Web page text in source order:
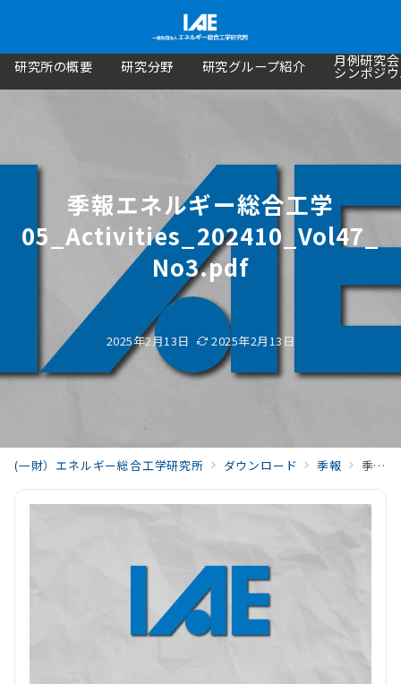
研究所の概要 研究分野 研究グループ紹介 月例研究
シンポジ
季報エネルギー総合工学
05_Activities_202410_Vol47_
No3.pdf
2025年2月13日 2025年2月13日
(一財）エネルギー総合工学研究所 ダウンロード 季報 季報エネルギー総合工学05_Activities_202410_Vol47_No3.pdf